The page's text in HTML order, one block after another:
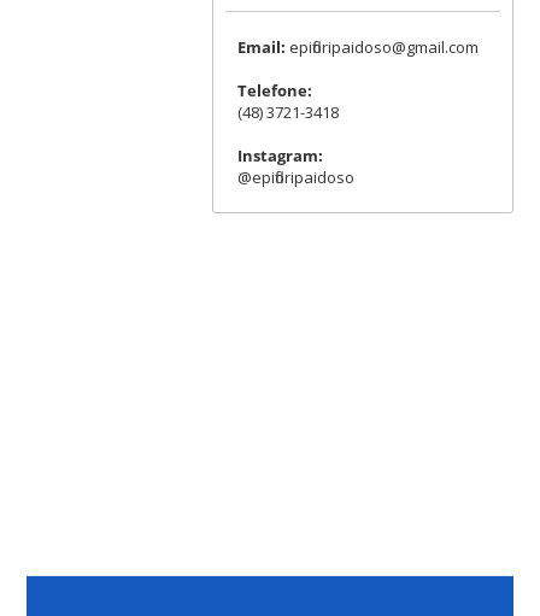
Email: epifloripaidoso@gmail.com
Telefone:
(48) 3721-3418
Instagram:
@epifloripaidoso